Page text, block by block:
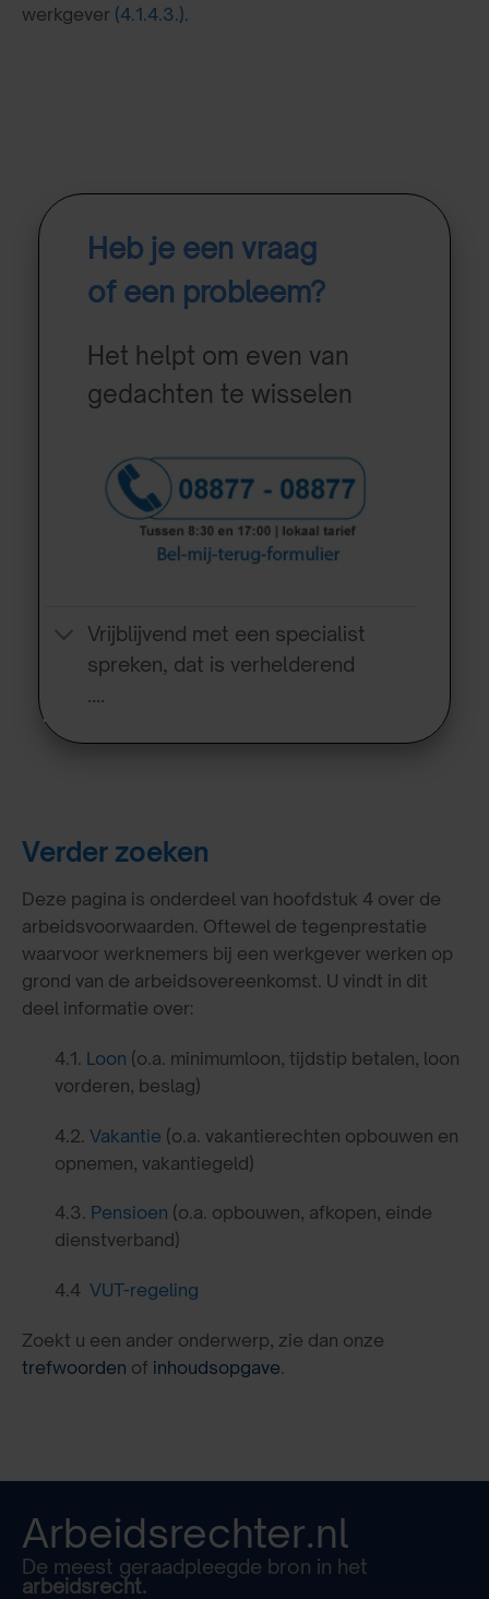
werkgever (4.1.4.3.).
Heb je een vraag
of een probleem?
Het helpt om even van
gedachten te wisselen
Vrijblijvend met een specialist
spreken, dat is verhelderend
….
Verder zoeken
Deze pagina is onderdeel van hoofdstuk 4 over de
arbeidsvoorwaarden. Oftewel de tegenprestatie
waarvoor werknemers bij een werkgever werken op
grond van de arbeidsovereenkomst. U vindt in dit
deel informatie over:
4.1. Loon (o.a. minimumloon, tijdstip betalen, loon
vorderen, beslag)
4.2. Vakantie (o.a. vakantierechten opbouwen en
opnemen, vakantiegeld)
4.3. Pensioen (o.a. opbouwen, afkopen, einde
dienstverband)
4.4 VUT-regeling
Zoekt u een ander onderwerp, zie dan onze
trefwoorden of inhoudsopgave.
Arbeidsrechter.nl
De meest geraadpleegde bron in het
arbeidsrecht.